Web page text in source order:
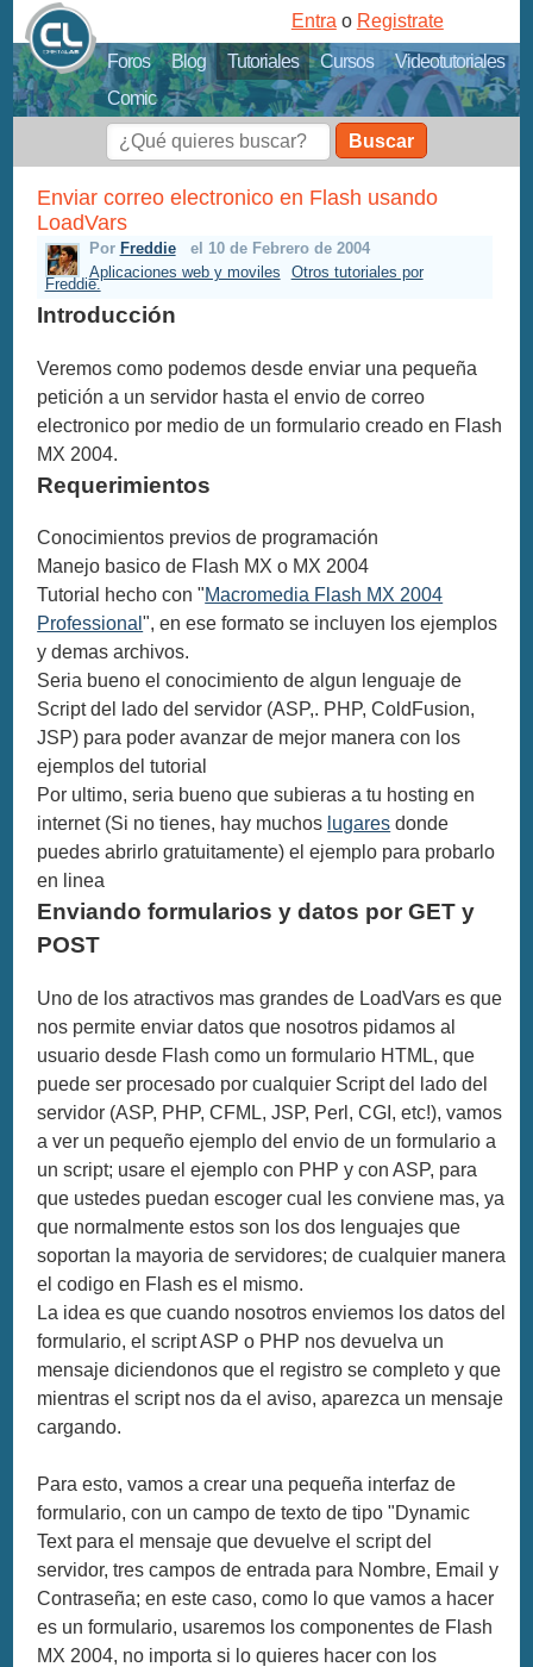
Foros Blog Tutoriales Cursos
Videotutoriales
Comic
Entra o Registrate
Buscar
Enviar correo electronico en Flash usando
LoadVars
Por Freddie
el 10 de Febrero de 2004
Aplicaciones web y moviles
Otros tutoriales por
Freddie.
Introducción
Veremos como podemos desde enviar una pequeña
petición a un servidor hasta el envio de correo
electronico por medio de un formulario creado en Flash
MX 2004.
Requerimientos
Conocimientos previos de programación
Manejo basico de Flash MX o MX 2004
Tutorial hecho con "Macromedia Flash MX 2004
Professional", en ese formato se incluyen los ejemplos
y demas archivos.
Seria bueno el conocimiento de algun lenguaje de
Script del lado del servidor (ASP,. PHP, ColdFusion,
JSP) para poder avanzar de mejor manera con los
ejemplos del tutorial
Por ultimo, seria bueno que subieras a tu hosting en
internet (Si no tienes, hay muchos lugares donde
puedes abrirlo gratuitamente) el ejemplo para probarlo
en linea
Enviando formularios y datos por GET y
POST
Uno de los atractivos mas grandes de LoadVars es que
nos permite enviar datos que nosotros pidamos al
usuario desde Flash como un formulario HTML, que
puede ser procesado por cualquier Script del lado del
servidor (ASP, PHP, CFML, JSP, Perl, CGI, etc!), vamos
a ver un pequeño ejemplo del envio de un formulario a
un script; usare el ejemplo con PHP y con ASP, para
que ustedes puedan escoger cual les conviene mas, ya
que normalmente estos son los dos lenguajes que
soportan la mayoria de servidores; de cualquier manera
el codigo en Flash es el mismo.
La idea es que cuando nosotros enviemos los datos del
formulario, el script ASP o PHP nos devuelva un
mensaje diciendonos que el registro se completo y que
mientras el script nos da el aviso, aparezca un mensaje
cargando.
Para esto, vamos a crear una pequeña interfaz de
formulario, con un campo de texto de tipo "Dynamic
Text para el mensaje que devuelve el script del
servidor, tres campos de entrada para Nombre, Email y
Contraseña; en este caso, como lo que vamos a hacer
es un formulario, usaremos los componentes de Flash
MX 2004, no importa si lo quieres hacer con los